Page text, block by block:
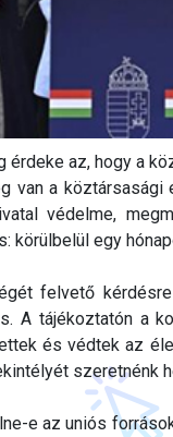
érdeke az, hogy a
van a
védelme,
körülbelül egy
felvető
A tájékoztatón a
és védtek az
szeretnénk
e az uniós